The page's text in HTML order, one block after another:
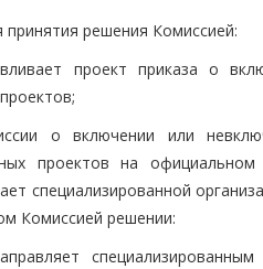
решения Комиссией:
проект приказа о
о включении или
проектов на
специализированной
Комиссией решении:
специализированным